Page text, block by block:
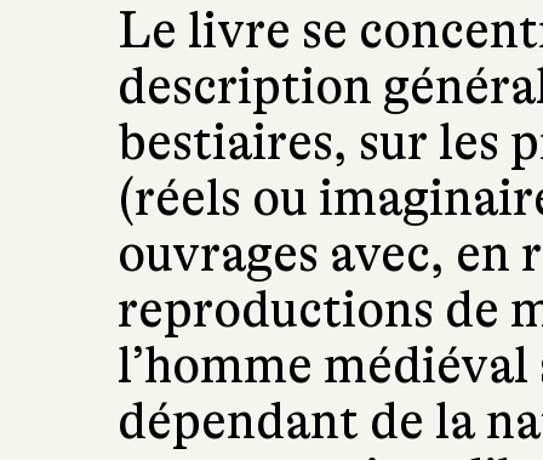
Le livre se
description
bestiaires, sur les
(réels ou
ouvrages avec, en
reproductions de
l’homme
dépendant de la